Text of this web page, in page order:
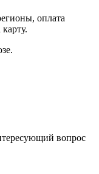
оплата
вопрос